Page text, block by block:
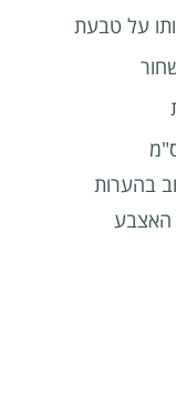
על טבעת
בהערות
האצבע